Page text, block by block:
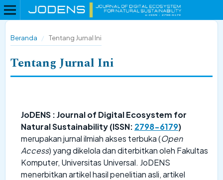
Beranda / Tentang Jurnal Ini
Tentang Jurnal Ini
JoDENS : Journal of Digital Ecosystem for
Natural Sustainability (ISSN: 2798-6179)
merupakan jurnal ilmiah akses terbuka (Open
Access) yang dikelola dan diterbitkan oleh Fakultas
Komputer, Universitas Universal. JoDENS
menerbitkan artikel hasil penelitian asli, artikel